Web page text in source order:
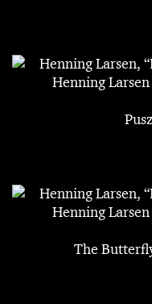
The